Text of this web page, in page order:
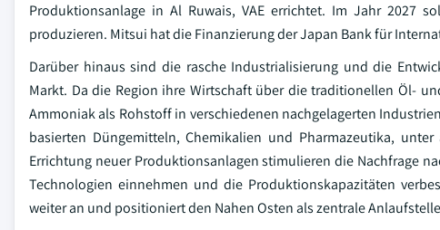
Produktionsanlage in Al Ruwais, VAE errichtet. Im Jahr 2027
produzieren. Mitsui hat die Finanzierung der Japan Bank für
Darüber hinaus sind die rasche Industrialisierung und die
Markt. Da die Region ihre Wirtschaft über die traditionellen Öl-
Ammoniak als Rohstoff in verschiedenen nachgelagerten
basierten Düngemitteln, Chemikalien und Pharmazeutika,
Errichtung neuer Produktionsanlagen stimulieren die Nachfrage
Technologien einnehmen und die Produktionskapazitäten
weiter an und positioniert den Nahen Osten als zentrale